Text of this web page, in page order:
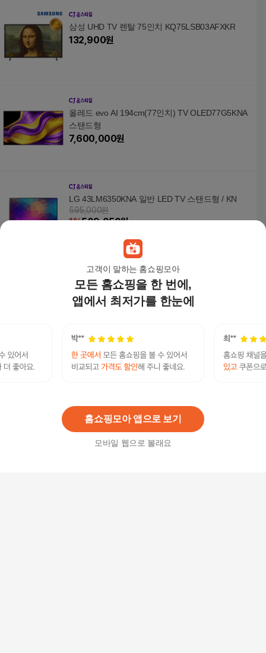
고객이 말하는 홈쇼핑모아
모든 홈쇼핑을 한 번에,
앱에서 최저가를 한눈에
홈쇼핑모아 앱으로 보기
모바일 웹으로 볼래요
삼성 UHD TV 렌탈 75인치 KQ75LSB03AFXKR
132,900원
올레드 evo AI 194cm(77인치) TV OLED77G5KNA
스탠드형
7,600,000원
LG 43LM6350KNA 일반 LED TV 스탠드형 / KN
595,000원
1%589,050원
삼성 KQ65QF8DAFXKR TV QLED 163cm 스탠드
형 / KN
2,066,000원
[리퍼] 삼성 24년형 50인치 127cm 크리스탈 4K U